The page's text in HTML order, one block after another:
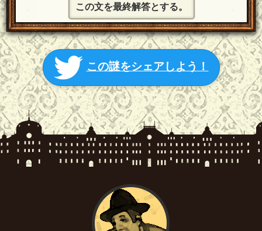
この文を最終解答とする。
この謎をシェアしよう！